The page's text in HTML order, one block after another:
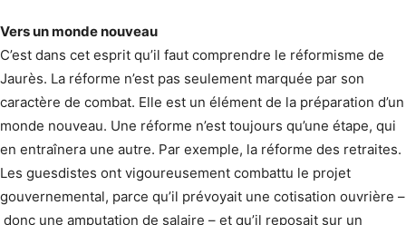
Vers un monde nouveau
C’est dans cet esprit qu’il faut comprendre le réformisme de
Jaurès. La réforme n’est pas seulement marquée par son
caractère de combat. Elle est un élément de la préparation d’un
monde nouveau. Une réforme n’est toujours qu’une étape, qui
en entraînera une autre. Par exemple, la réforme des retraites.
Les guesdistes ont vigoureusement combattu le projet
gouvernemental, parce qu’il prévoyait une cotisation ouvrière –
donc une amputation de salaire – et qu’il reposait sur un